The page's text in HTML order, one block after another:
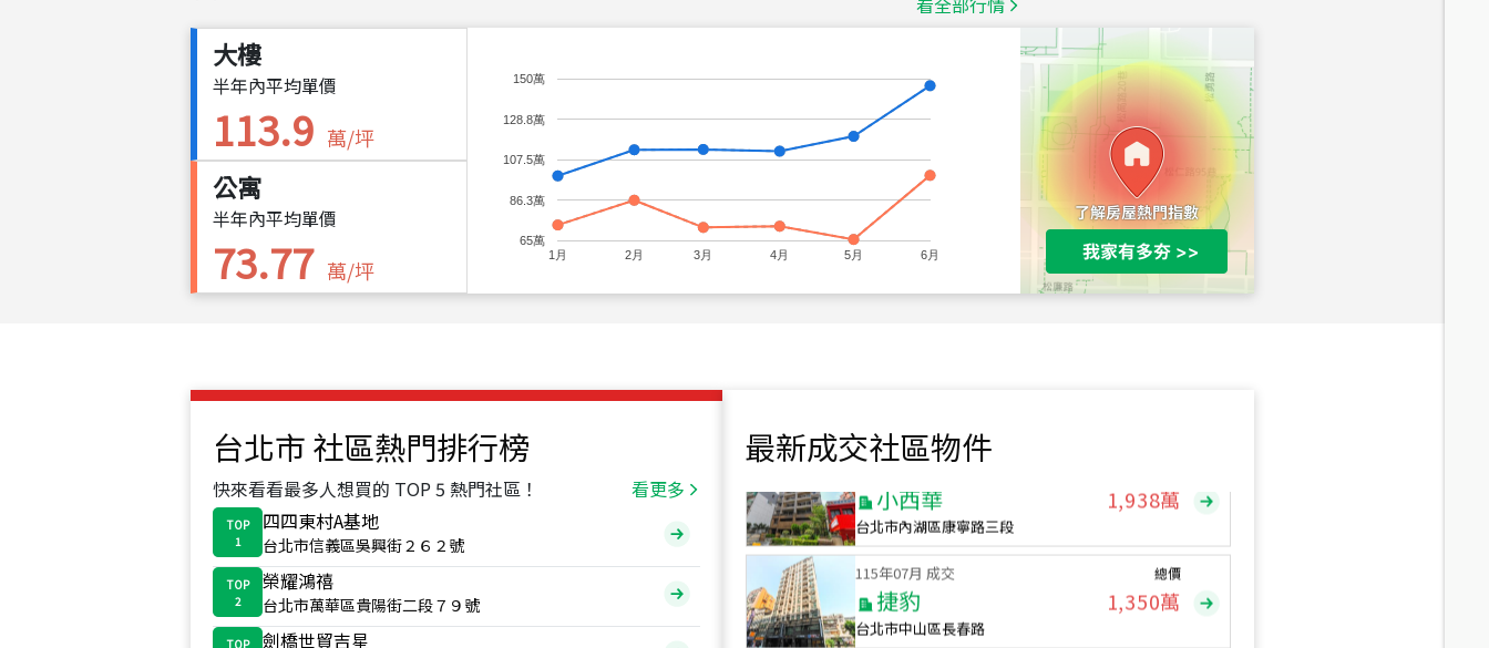
大樓
半年內平均單價
113.9 萬/坪
公寓
半年內平均單價
73.77 萬/坪
1月 2月 3月 4月 5月 6月
65萬
86.3萬
107.5萬
128.8萬
150萬
台北市 社區熱門排行榜
快來看看最多人想買的 TOP 5 熱門社區！ 看更多
TOP
1
四四東村A基地
台北市信義區吳興街２６２號
TOP
2
榮耀鴻禧
台北市萬華區貴陽街二段７９號
TOP
劍橋世貿吉星
最新成交社區物件
新竹市新竹市四維路
總價
490萬
115
菁英典藏
新竹市新竹市慈祥路
總價
1,808萬
115年07月 成交
新北市永和區環河西路二段
總價
530萬
115年07月 成交
小西華
台北市內湖區康寧路三段
捷豹
台北市中山區長春路
1,350萬